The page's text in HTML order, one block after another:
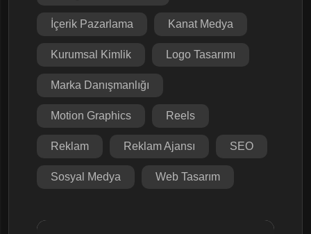
İçerik Pazarlama Kanat Medya
Kurumsal Kimlik Logo Tasarımı
Marka Danışmanlığı
Motion Graphics Reels
Reklam Reklam Ajansı SEO
Sosyal Medya Web Tasarım